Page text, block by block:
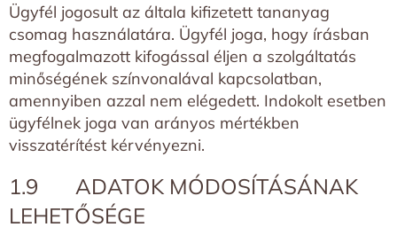
Ügyfél jogosult az általa kifizetett tananyag
csomag használatára. Ügyfél joga, hogy írásban
megfogalmazott kifogással éljen a szolgáltatás
minőségének színvonalával kapcsolatban,
amennyiben azzal nem elégedett. Indokolt esetben
ügyfélnek joga van arányos mértékben
visszatérítést kérvényezni.
1.9 ADATOK MÓDOSÍTÁSÁNAK
LEHETŐSÉGE